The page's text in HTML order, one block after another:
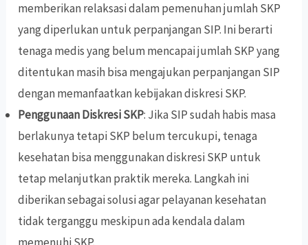
memberikan relaksasi dalam pemenuhan jumlah SKP
yang diperlukan untuk perpanjangan SIP. Ini berarti
tenaga medis yang belum mencapai jumlah SKP yang
ditentukan masih bisa mengajukan perpanjangan SIP
dengan memanfaatkan kebijakan diskresi SKP.
Penggunaan Diskresi SKP: Jika SIP sudah habis masa
berlakunya tetapi SKP belum tercukupi, tenaga
kesehatan bisa menggunakan diskresi SKP untuk
tetap melanjutkan praktik mereka. Langkah ini
diberikan sebagai solusi agar pelayanan kesehatan
tidak terganggu meskipun ada kendala dalam